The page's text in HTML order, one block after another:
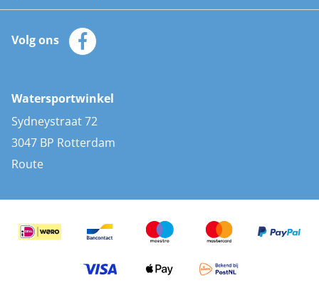
Automatische reddingsvesten
Zeilkleding
Zonnepanelen
AIS transponders
Stootwillen en fenders
Bootkussens
Zwemtrappen
Klantenservice
Merken
Volg ons
Watersportwinkel
Sydneystraat 72
3047 BP Rotterdam
Route